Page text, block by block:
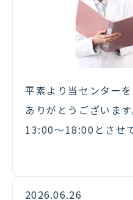
平素より当センター
ありがとうございま
13:00～18:00とさせ
間の変更に伴い、皆
ご来所をお待ちして
2026.06.26